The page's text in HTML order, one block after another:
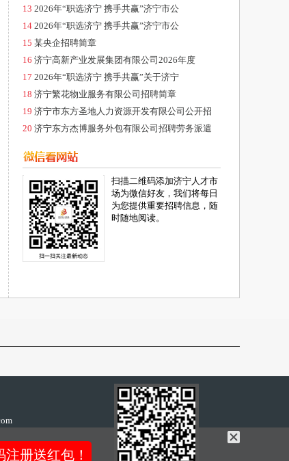
13 2026年“职选济宁 携手共赢”济宁市公
14 2026年“职选济宁 携手共赢”济宁市公
15 某央企招聘简章
16 济宁高新产业发展集团有限公司2026年度
17 2026年“职选济宁 携手共赢”关于济宁
18 济宁繁花物业服务有限公司招聘简章
19 济宁市东方圣地人力资源开发有限公司公开招
20 济宁东方杰博服务外包有限公司招聘劳务派遣
扫描二维码添加济宁人才市
场为微信好友，我们将每日
为您提供重要招聘信息，随
时随地阅读。
册送红包！